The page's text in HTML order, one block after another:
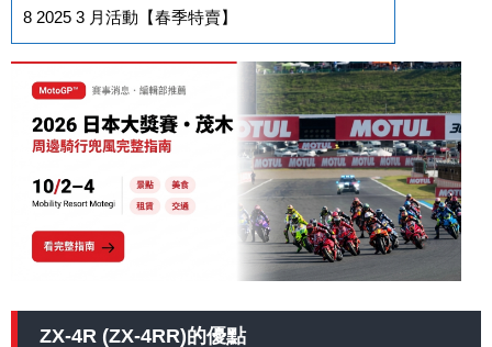
8 2025 3 月活動【春季特賣】
ZX-4R (ZX-4RR)的優點